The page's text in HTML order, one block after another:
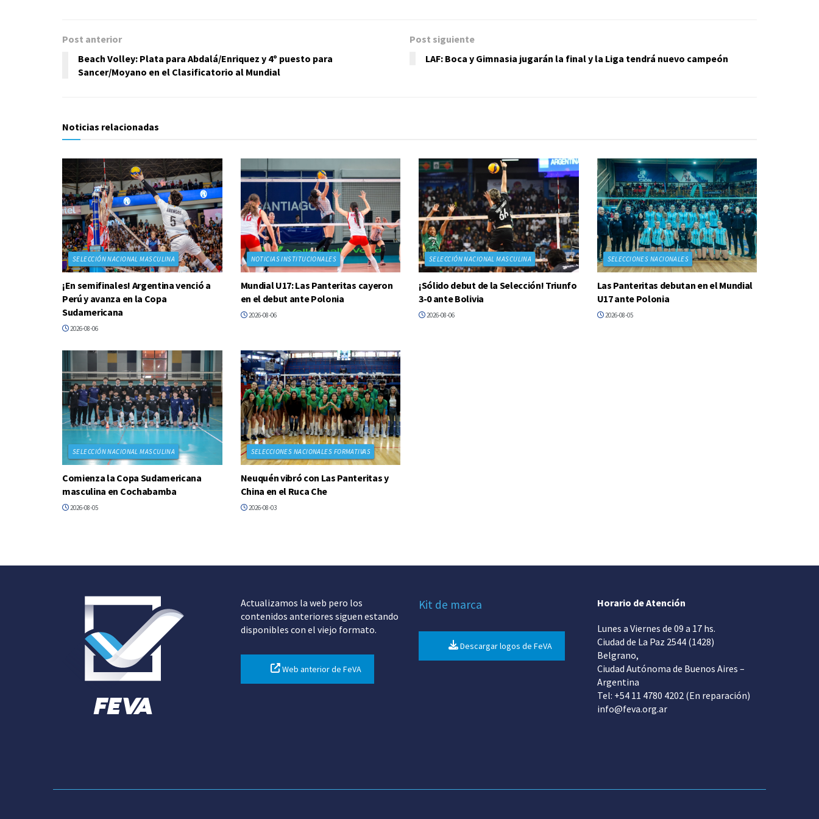
Post anterior
Beach Volley: Plata para Abdalá/Enriquez y 4º puesto para
Sancer/Moyano en el Clasificatorio al Mundial
Post siguiente
LAF: Boca y Gimnasia jugarán la final y la Liga tendrá nuevo campeón
Noticias relacionadas
SELECCIÓN NACIONAL MASCULINA
¡En semifinales! Argentina venció a
Perú y avanza en la Copa
Sudamericana
2026-08-06
NOTICIAS INSTITUCIONALES
Mundial U17: Las Panteritas cayeron
en el debut ante Polonia
2026-08-06
SELECCIÓN NACIONAL MASCULINA
¡Sólido debut de la Selección! Triunfo
3-0 ante Bolivia
2026-08-06
SELECCIONES NACIONALES
Las Panteritas debutan en el Mundial
U17 ante Polonia
2026-08-05
SELECCIÓN NACIONAL MASCULINA
Comienza la Copa Sudamericana
masculina en Cochabamba
2026-08-05
SELECCIONES NACIONALES FORMATIVAS
Neuquén vibró con Las Panteritas y
China en el Ruca Che
2026-08-03
Actualizamos la web pero los
contenidos anteriores siguen estando
disponibles con el viejo formato.
Web anterior de FeVA
Kit de marca
Descargar logos de FeVA
Horario de Atención
Lunes a Viernes de 09 a 17 hs.
Ciudad de La Paz 2544 (1428)
Belgrano,
Ciudad Autónoma de Buenos Aires –
Argentina
Tel: +54 11 4780 4202 (En reparación)
info@feva.org.ar